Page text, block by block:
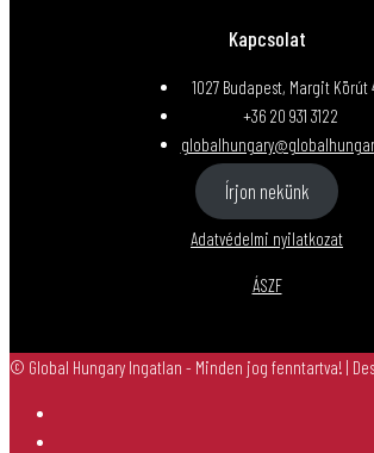
Kapcsolat
1027 Budapest, Margit Körút
+36 20 931 3122
Írjon nekünk
Adatvédelmi nyilatkozat
ÁSZF
© Global Hungary Ingatlan - Minden jog fenntartva! |